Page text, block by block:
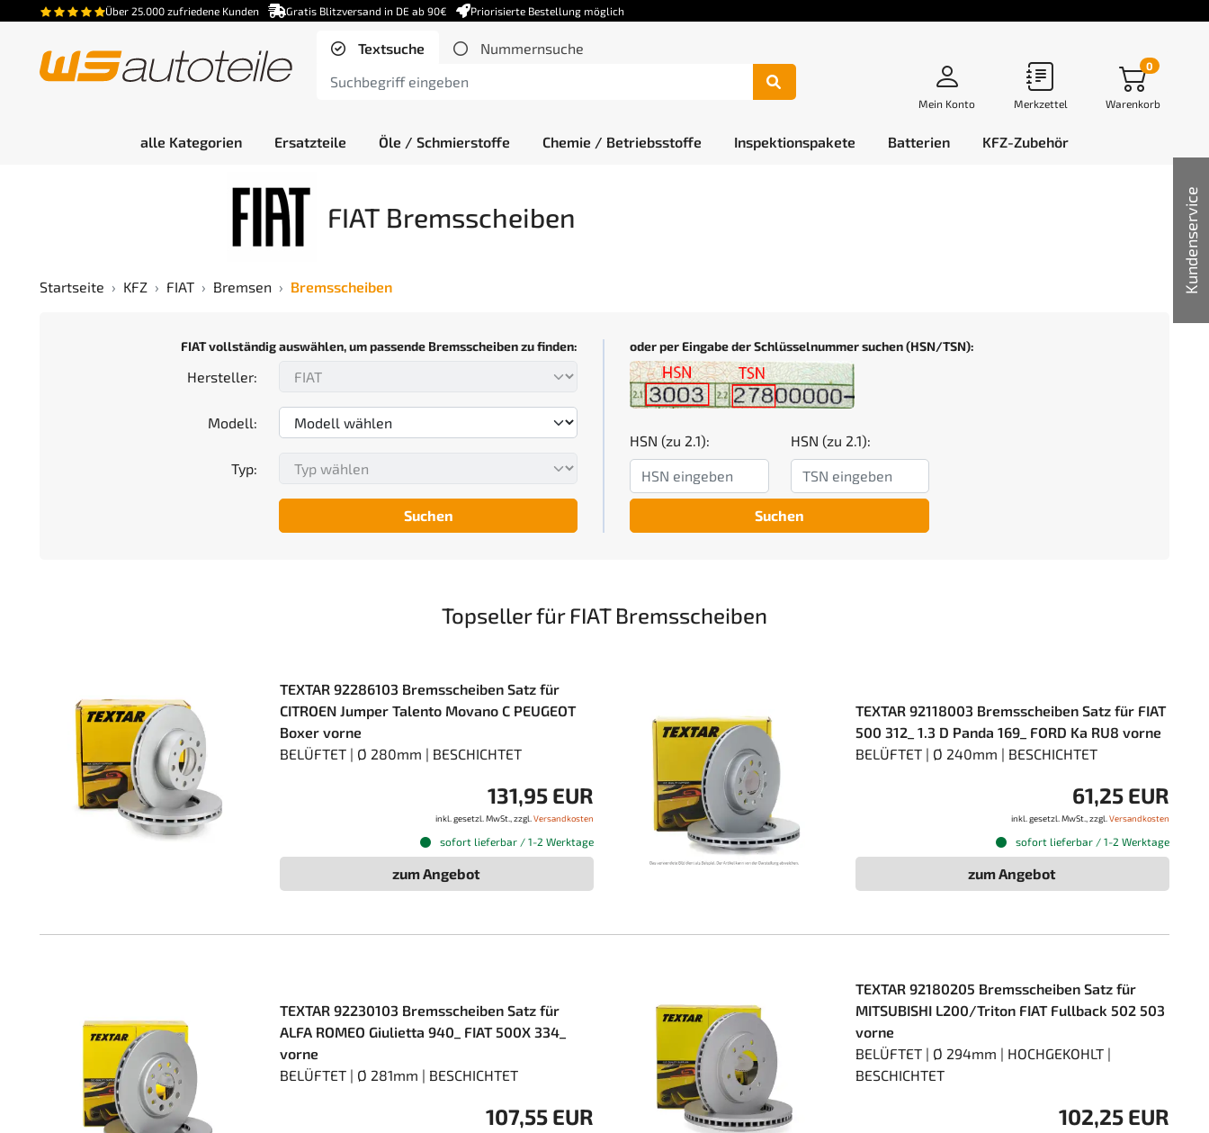
Kundenservice
Über 25.000 zufriedene Kunden Gratis Blitzversand in DE ab 90€ Priorisierte Bestellung möglich
Textsuche Nummernsuche
Mein Konto Merkzettel Warenkorb
0
alle Kategorien Ersatzteile Öle / Schmierstoffe Chemie / Betriebsstoffe Inspektionspakete Batterien KFZ-Zubehör
FIAT Bremsscheiben
Startseite KFZ FIAT Bremsen Bremsscheiben
FIAT vollständig auswählen, um passende Bremsscheiben zu finden:
Hersteller:
Modell:
Typ:
Suchen
oder per Eingabe der Schlüsselnummer suchen (HSN/TSN):
HSN (zu 2.1): HSN (zu 2.1):
Suchen
Topseller für FIAT Bremsscheiben
TEXTAR 92286103 Bremsscheiben Satz für
CITROEN Jumper Talento Movano C PEUGEOT
Boxer vorne
BELÜFTET | Ø 280mm | BESCHICHTET
131,95 EUR
inkl. gesetzl. MwSt., zzgl. Versandkosten
sofort lieferbar / 1-2 Werktage
zum Angebot
TEXTAR 92118003 Bremsscheiben Satz für FIAT
500 312_ 1.3 D Panda 169_ FORD Ka RU8 vorne
BELÜFTET | Ø 240mm | BESCHICHTET
61,25 EUR
inkl. gesetzl. MwSt., zzgl. Versandkosten
sofort lieferbar / 1-2 Werktage
zum Angebot
TEXTAR 92230103 Bremsscheiben Satz für
ALFA ROMEO Giulietta 940_ FIAT 500X 334_
vorne
BELÜFTET | Ø 281mm | BESCHICHTET
107,55 EUR
TEXTAR 92180205 Bremsscheiben Satz für
MITSUBISHI L200/Triton FIAT Fullback 502 503
vorne
BELÜFTET | Ø 294mm | HOCHGEKOHLT |
BESCHICHTET
102,25 EUR